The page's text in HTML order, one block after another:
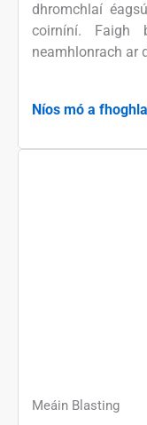
dhromchlaí
coirníní. Faigh
neamhlonrach ar
Níos mó a
Meáin Blasting